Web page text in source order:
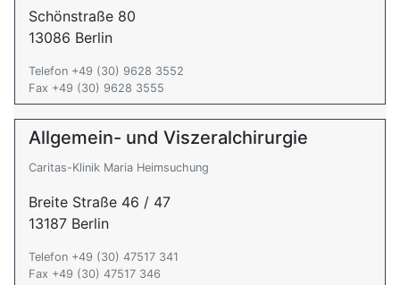
Schönstraße 80
13086 Berlin
Telefon +49 (30) 9628 3552
Fax +49 (30) 9628 3555
Allgemein- und Viszeralchirurgie
Caritas-Klinik Maria Heimsuchung
Breite Straße 46 / 47
13187 Berlin
Telefon +49 (30) 47517 341
Fax +49 (30) 47517 346